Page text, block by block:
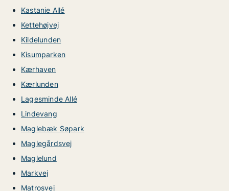
Kastanie Allé
Kettehøjvej
Kildelunden
Kisumparken
Kærhaven
Kærlunden
Lagesminde Allé
Lindevang
Maglebæk Søpark
Maglegårdsvej
Maglelund
Markvej
Matrosvej